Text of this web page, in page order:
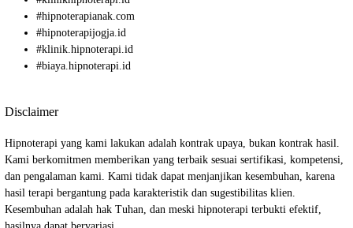
#hipnoterapianak.com
#hipnoterapijogja.id
#klinik.hipnoterapi.id
#biaya.hipnoterapi.id
Disclaimer
Hipnoterapi yang kami lakukan adalah kontrak upaya, bukan kontrak hasil.
Kami berkomitmen memberikan yang terbaik sesuai sertifikasi, kompetensi,
dan pengalaman kami. Kami tidak dapat menjanjikan kesembuhan, karena
hasil terapi bergantung pada karakteristik dan sugestibilitas klien.
Kesembuhan adalah hak Tuhan, dan meski hipnoterapi terbukti efektif,